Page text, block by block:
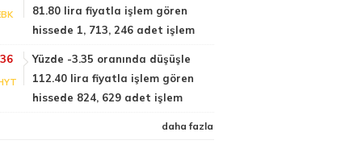
81.80 lira fiyatla işlem gören
hissede 1, 713, 246 adet işlem
Yüzde -3.35 oranında düşüşle
112.40 lira fiyatla işlem gören
hissede 824, 629 adet işlem
daha fazla